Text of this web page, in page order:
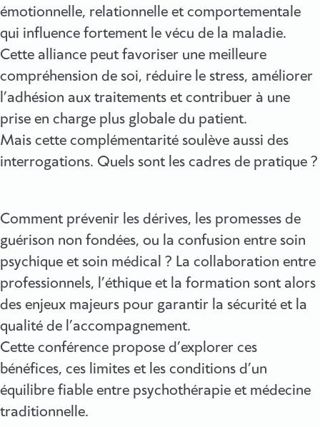
émotionnelle, relationnelle et comportementale
qui influence fortement le vécu de la maladie.
Cette alliance peut favoriser une meilleure
compréhension de soi, réduire le stress, améliorer
l’adhésion aux traitements et contribuer à une
prise en charge plus globale du patient.
Mais cette complémentarité soulève aussi des
interrogations. Quels sont les cadres de pratique ?
Comment prévenir les dérives, les promesses de
guérison non fondées, ou la confusion entre soin
psychique et soin médical ? La collaboration entre
professionnels, l’éthique et la formation sont alors
des enjeux majeurs pour garantir la sécurité et la
qualité de l’accompagnement.
Cette conférence propose d’explorer ces
bénéfices, ces limites et les conditions d’un
équilibre fiable entre psychothérapie et médecine
traditionnelle.